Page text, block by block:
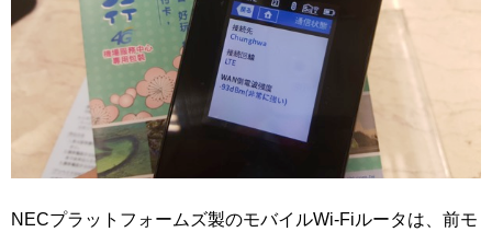
NECプラットフォームズ製のモバイルWi-Fiルータは、前モ